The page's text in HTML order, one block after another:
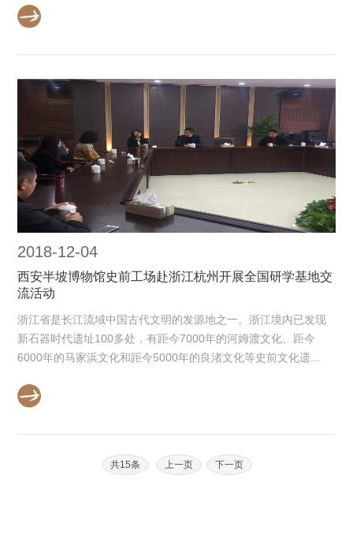
2018-12-04
西安半坡博物馆史前工场赴浙江杭州开展全国研学基地交
流活动
浙江省是长江流域中国古代文明的发源地之一。浙江境内已发现
新石器时代遗址100多处，有距今7000年的河姆渡文化、距今
6000年的马家浜文化和距今5000年的良渚文化等史前文化遗...
共15条 上一页 下一页